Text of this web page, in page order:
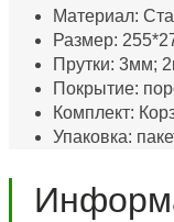
Материал:
Размер:
Прутки: 3мм;
Покрытие:
Комплект:
Упаковка: